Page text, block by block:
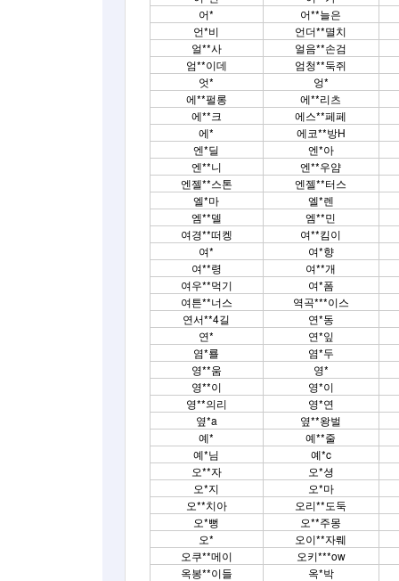
어*
어**늘은
언*비
언더**멸치
얼**사
얼음**손검
엄**이데
엄청**둑쥐
엇*
엉*
에**펄롱
에**리츠
에**크
에스**페페
에*
에코**방H
엔*딜
엔*아
엔**니
엔**우얌
엔젤**스톤
엔젤**터스
엘*마
엘*렌
엠**델
엠**민
여경**떠켕
여**킴이
여*
여*향
여**령
여**개
여우**먹기
여*폼
여튼**너스
역곡***이스
연서**4길
연*동
연*
연*잎
염*룔
염*두
영**움
영*
영**이
영*이
영**의리
영*연
옆*a
옆**왕벌
예*
예**줄
예*님
예*c
오**자
오*셩
오*지
오*마
오**치아
오리**도둑
오*뻥
오**주몽
오*
오이**자뤠
오쿠**메이
오키***ow
옥봉**이들
옥*박